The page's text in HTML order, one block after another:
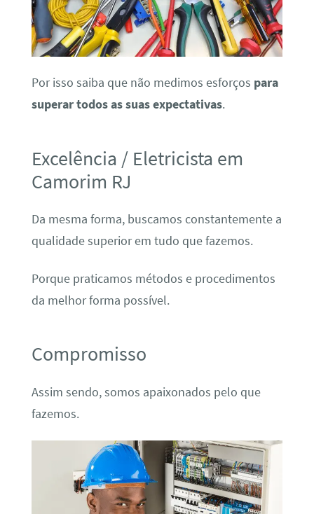
Por isso saiba que não medimos esforços para
superar todos as suas expectativas.
Excelência / Eletricista em
Camorim RJ
Da mesma forma, buscamos constantemente a
qualidade superior em tudo que fazemos.
Porque praticamos métodos e procedimentos
da melhor forma possível.
Compromisso
Assim sendo, somos apaixonados pelo que
fazemos.